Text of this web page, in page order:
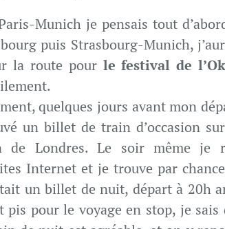
Munich je pensais tout
puis Strasbourg-Munich,
la route pour le festival de
quelques jours avant mon
un billet de train d’occasion
de Londres. Le soir même je
Internet et je trouve par
un billet de nuit, départ à 20h
pour le voyage en stop, je sais